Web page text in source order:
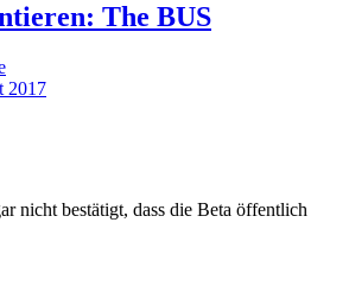
The BUS
2017
nicht bestätigt, dass die Beta öffentlich